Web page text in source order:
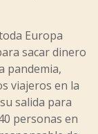
Europa
sacar dinero
pandemia,
viajeros en la
salida para
personas en